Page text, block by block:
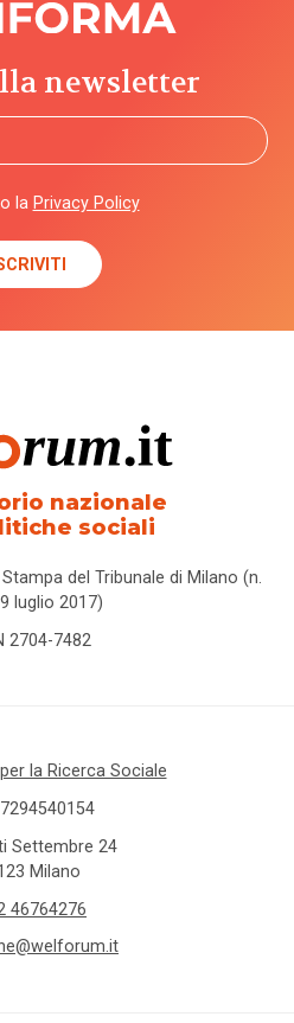
newsletter
la Privacy Policy
nazionale
sociali
del Tribunale di Milano (n.
luglio 2017)
2704-7482
la Ricerca Sociale
Settembre 24
Milano
46764276